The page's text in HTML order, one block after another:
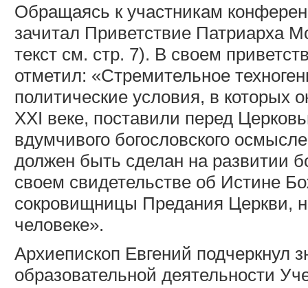
Обращаясь к участникам
зачитал Приветствие Патриарха
текст см. стр. 7). В своем
отметил: «Стремительное
политические условия, в которых
ХХI веке, поставили перед
вдумчивого богословского
должен быть сделан на развитии
своем свидетельстве об Истине
сокровищницы Предания Церкви,
человеке».
Архиепископ Евгений подчеркнул
образовательной деятельности